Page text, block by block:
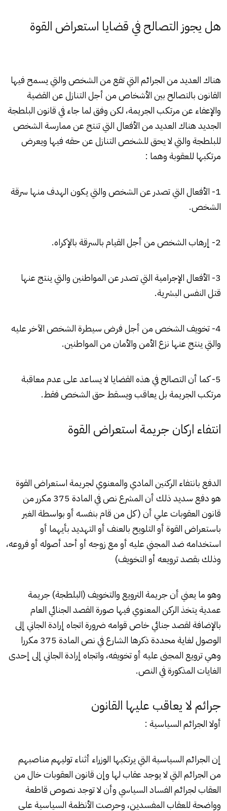
هل يجوز التصالح في قضايا استعراض القوة
هناك العديد من الجرائم التي تقع من الشخص والتي يسمح فيها
القانون بالتصالح بين الأشخاص من أجل التنازل عن القضية
والإعفاء عن مرتكب الجريمة، لكن وفق لما جاء في قانون البلطجة
الجديد هناك العديد من الأفعال التي تنتج عن ممارسة الشخص
للبلطجة والتي لا يحق للشخص التنازل عن حقه فيها ويعرض
مرتكبها للعقوبة وهما :
1- الأفعال التي تصدر عن الشخص والتي يكون الهدف منها سرقة
الشخص.
2- إرهاب الشخص من أجل القيام بالسرقة بالإكراه.
3- الأفعال الإجرامية التي تصدر عن المواطنين والتي ينتج عنها
قتل النفس البشرية.
4- تخويف الشخص من أجل فرض سيطرة الشخص الآخر عليه
والتي ينتج عنها نزع الأمن والأمان من المواطنين.
5- كما أن التصالح في هذه القضايا لا يساعد على عدم معاقبة
مرتكب الجريمة بل يعاقب ويسقط حق الشخص فقط.
انتفاء اركان جريمة استعراض القوة
الدفع بانتفاء الركنين المادي والمعنوي لجريمة استعراض القوة
هو دفع سديد ذلك أن المشرع نص في المادة 375 مكرر من
قانون العقوبات علي أن ( كل من قام بنفسه أو بواسطة الغير
باستعراض القوة أو التلويح بالعنف أو التهديد بأيهما أو
استخدامه ضد المجني عليه أو مع زوجه أو أحد أصوله أو فروعه،
وذلك بقصد ترويعه أو التخويف)
وهو ما يعني أن جريمة الترويع والتخويف (البلطجة) جريمة
عمدية يتخذ الركن المعنوي فيها صورة القصد الجنائي العام
بالإضافة لقصد جنائي خاص قوامه ضرورة اتجاه إرادة الجاني إلى
الوصول لغاية محددة ذكرها الشارع في نص المادة 375 مكررا
وهي ترويع المجنى عليه أو تخويفه، واتجاه إرادة الجاني إلى إحدى
الغايات المذكورة في النص.
جرائم لا يعاقب عليها القانون
أولا الجرائم السياسية :
إن الجرائم السياسية التي يرتكبها الوزراء أثناء توليهم مناصبهم
من الجرائم التي لا يوجد عقاب لها وإن قانون العقوبات خال من
العقاب لجرائم الفساد السياسي وأن لا توجد نصوص قاطعة
وواضحة للعقاب المفسدين، وحرصت الأنظمة السياسية على